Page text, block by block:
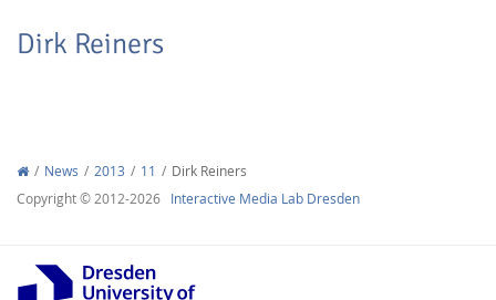
Dirk Reiners
News 2013 11
Dirk Reiners
Copyright © 2012-2026 Interactive Media Lab Dresden